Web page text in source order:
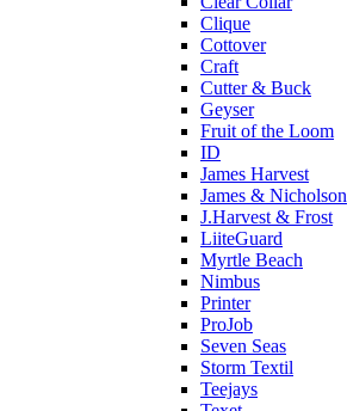
Clique
Cottover
Craft
Cutter & Buck
Geyser
Fruit of the Loom
ID
James Harvest
James & Nicholson
J.Harvest & Frost
LiiteGuard
Myrtle Beach
Nimbus
Printer
ProJob
Seven Seas
Storm Textil
Teejays